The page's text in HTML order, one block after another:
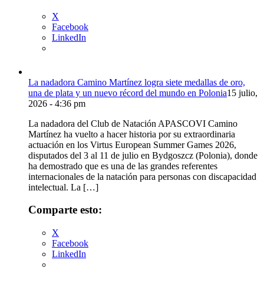
X
Facebook
LinkedIn
La nadadora Camino Martínez logra siete medallas de oro,
una de plata y un nuevo récord del mundo en Polonia15 julio,
2026 - 4:36 pm
La nadadora del Club de Natación APASCOVI Camino
Martínez ha vuelto a hacer historia por su extraordinaria
actuación en los Virtus European Summer Games 2026,
disputados del 3 al 11 de julio en Bydgoszcz (Polonia), donde
ha demostrado que es una de las grandes referentes
internacionales de la natación para personas con discapacidad
intelectual. La […]
Comparte esto:
X
Facebook
LinkedIn